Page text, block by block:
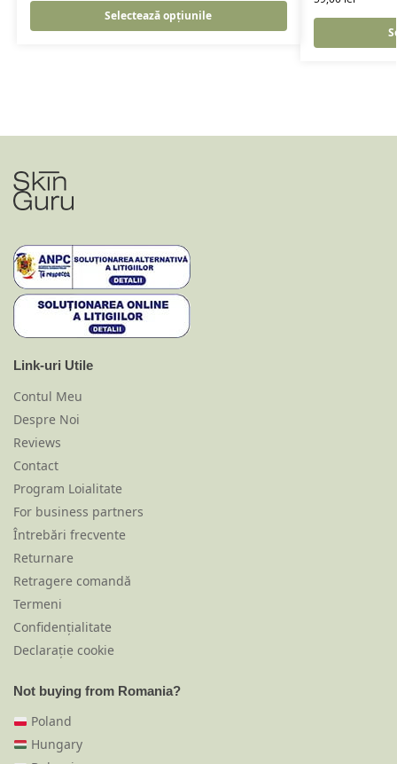
Selectează opțiunile
Link-uri Utile
Contul Meu
Despre Noi
Reviews
Contact
Program Loialitate
For business partners
Întrebări frecvente
Returnare
Retragere comandă
Termeni
Confidențialitate
Declarație cookie
Not buying from Romania?
Poland
Hungary